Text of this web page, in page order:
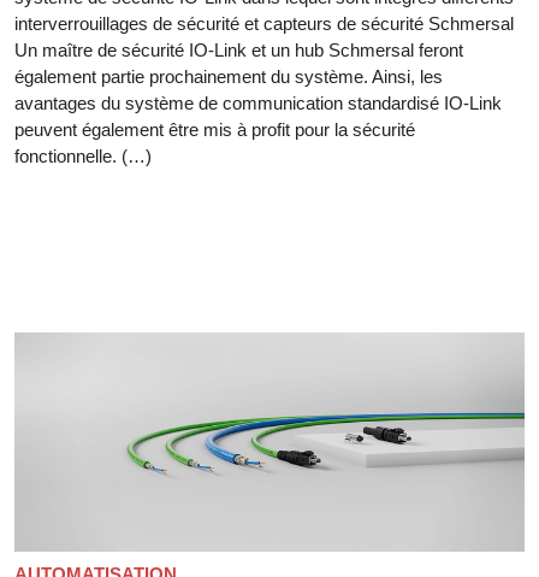
interverrouillages de sécurité et capteurs de sécurité Schmersal
Un maître de sécurité IO-Link et un hub Schmersal feront
également partie prochainement du système. Ainsi, les
avantages du système de communication standardisé IO-Link
peuvent également être mis à profit pour la sécurité
fonctionnelle. (…)